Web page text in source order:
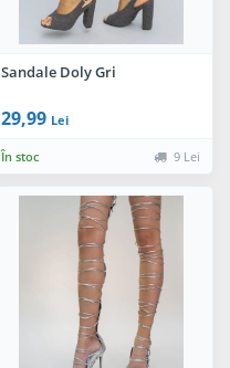
Sandale Doly Gri
29,99 Lei
În stoc 9 Lei